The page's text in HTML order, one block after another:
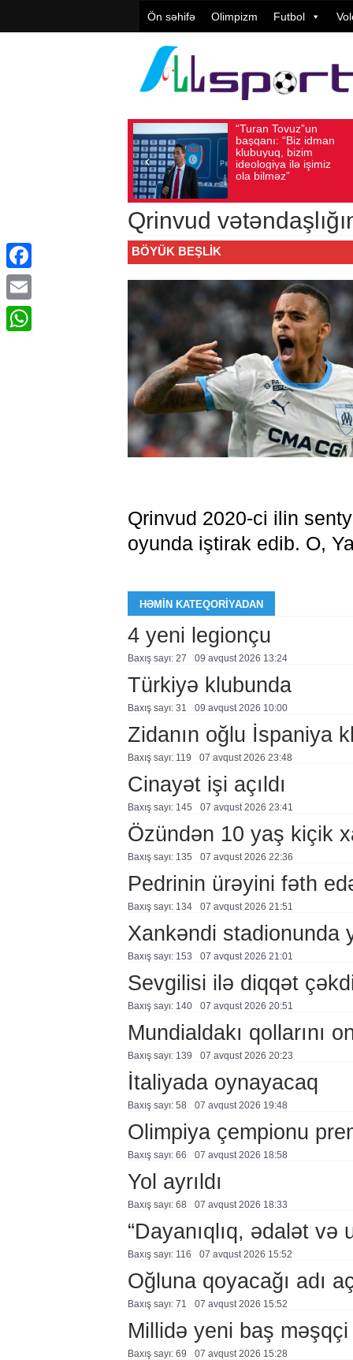
Ön səhifə Olimpizm Futbol
başqanı: “Biz idman
klubuyuq, bizim
ideologiya ilə işimiz
ola bilməz”
Avqust 05, 2026
Qrinvud
BÖYÜK BEŞLIK
Qrinvud 2020-ci ilin
oyunda iştirak edib. O,
HƏMIN KATEQORIYADAN
4 yeni legionçu
Baxış sayı: 27 09 avqust 2026 13:24
Türkiyə klubunda
Baxış sayı: 31 09 avqust 2026 10:00
Zidanın oğlu İspaniya
Baxış sayı: 119 07 avqust 2026 23:48
Cinayət işi açıldı
Baxış sayı: 145 07 avqust 2026 23:41
Özündən 10 yaş kiçik
Baxış sayı: 135 07 avqust 2026 22:36
Pedrinin ürəyini fəth
Baxış sayı: 134 07 avqust 2026 21:51
Xankəndi stadionunda
Baxış sayı: 153 07 avqust 2026 21:01
Sevgilisi ilə diqqət
Baxış sayı: 140 07 avqust 2026 20:51
Mundialdakı qollarını
Baxış sayı: 139 07 avqust 2026 20:23
İtaliyada oynayacaq
Baxış sayı: 58 07 avqust 2026 19:48
Olimpiya çempionu
Baxış sayı: 66 07 avqust 2026 18:58
Yol ayrıldı
Baxış sayı: 68 07 avqust 2026 18:33
“Dayanıqlıq, ədalət
Baxış sayı: 116 07 avqust 2026 15:52
Oğluna qoyacağı adı
Baxış sayı: 71 07 avqust 2026 15:52
Millidə yeni baş məşqçi
Baxış sayı: 69 07 avqust 2026 15:28
Facebook
Email